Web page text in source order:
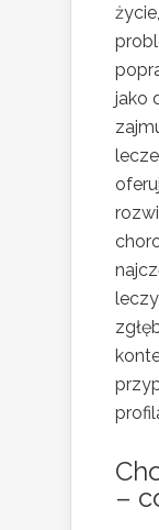
jako
–